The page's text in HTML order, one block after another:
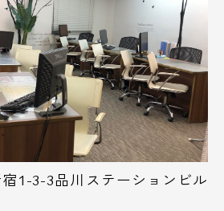
1-3-3品川ステーションビル